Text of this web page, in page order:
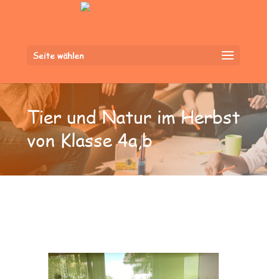
Seite wählen
Tier und Natur im Herbst
von Klasse 4a,b